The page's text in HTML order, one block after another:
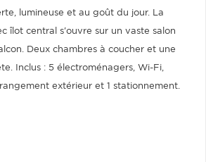
lumineuse et au goût du jour. La
îlot central s'ouvre sur un vaste salon
Deux chambres à coucher et une
Inclus : 5 électroménagers, Wi-Fi,
extérieur et 1 stationnement.